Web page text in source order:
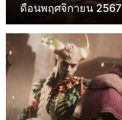
ดือนพฤศจิกายน 2567